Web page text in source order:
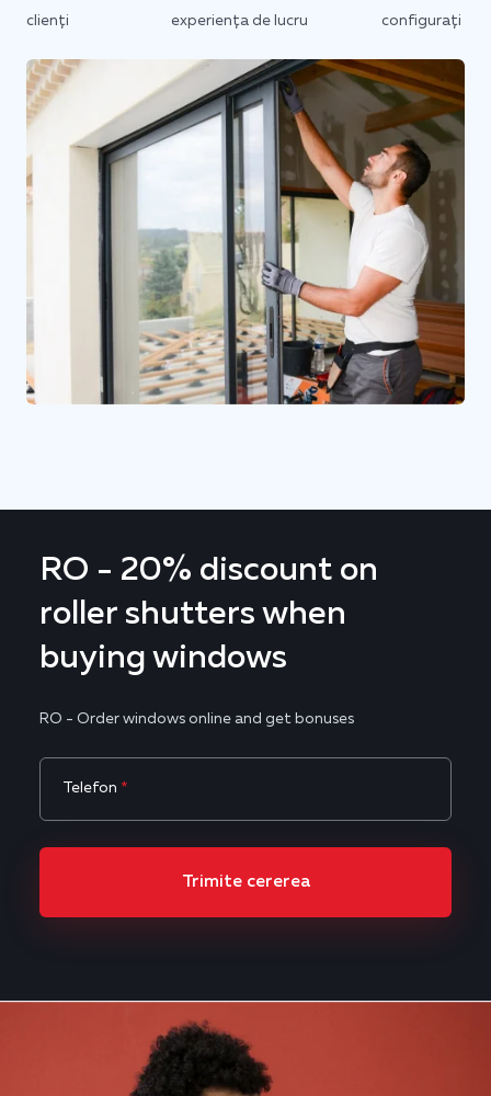
clienți experiența de lucru configurați
RO - 20% discount on
roller shutters when
buying windows
RO - Order windows online and get bonuses
Telefon *
Trimite cererea